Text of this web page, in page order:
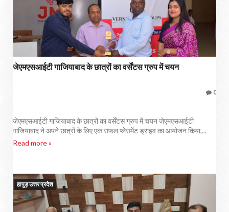
जेएमएसआईटी गाजियाबाद के छात्रों का वर्सेंटस ग्रुप में चयन
0
जेएमएसआईटी गाजियाबाद के छात्रों का वर्सेंटस ग्रुप में चयन जेएमएसआईटी
गाजियाबाद ने अपने छात्रों के लिए एक सफल प्लेसमेंट ड्राइव का आयोजन किया,...
Read more »
हापुड़ उत्तर प्रदेश